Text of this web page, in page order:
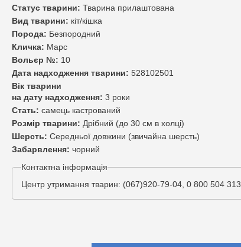
Статус тварини: Тварина прилаштована
Вид тварини: кіт/кішка
Порода: Безпородний
Кличка: Марс
Вольєр №: 10
Дата надходження тварини: 528102501
Вік тварини
на дату надходження: 3 роки
Стать: самець кастрований
Розмір тварини: Дрібний (до 30 см в холці)
Шерсть: Середньої довжини (звичайна шерсть)
Забарвлення: чорний
Контактна інформація
Центр утримання тварин: (067)920-79-04, 0 800 504 313